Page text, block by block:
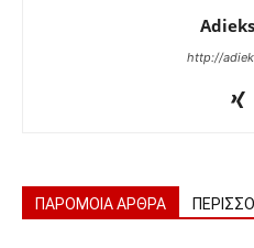
http://
ΠΑΡΟΜΟΙΑ ΑΡΘΡΑ